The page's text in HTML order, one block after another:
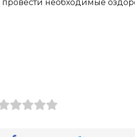
провести необходимые